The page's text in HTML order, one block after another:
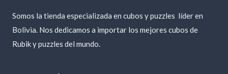
Somos la tienda especializada en cubos y puzzles líder en
Bolivia. Nos dedicamos a importar los mejores cubos de
Rubik y puzzles del mundo.